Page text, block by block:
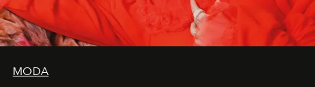
MODA